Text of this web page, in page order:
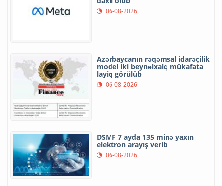
06-08-2026
Azərbaycanın rəqəmsal idarəçilik
model iki beynəlxalq mükafata
layiq görülüb
06-08-2026
DSMF 7 ayda 135 minə yaxın
elektron arayış verib
06-08-2026